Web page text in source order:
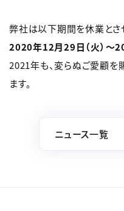
弊社は以下期間を休業とさ
2020年12月29日（火）～
2021年も、変らぬご愛顧を
ます。
ニュース一覧